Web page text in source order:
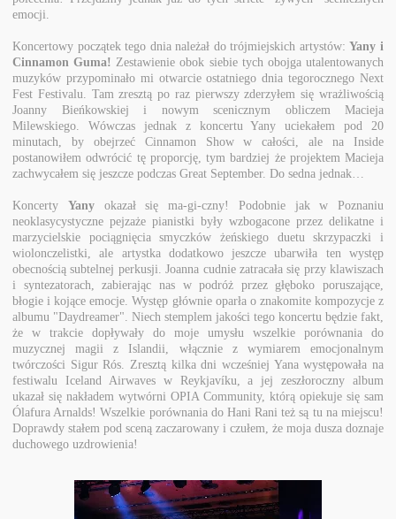
emocji.
Koncertowy początek tego dnia należał do trójmiejskich artystów:Yany i
Cinnamon Guma! Zestawienie obok siebie tych obojga utalentowanych
muzyków przypominało mi otwarcie ostatniego dnia tegorocznego Next
Fest Festivalu. Tam zresztą po raz pierwszy zderzyłem się wrażliwością
Joanny Bieńkowskiej i nowym scenicznym obliczem Macieja
Milewskiego. Wówczas jednak z koncertu Yany uciekałem pod 20
minutach, by obejrzeć Cinnamon Show w całości, ale na Inside
postanowiłem odwrócić tę proporcję, tym bardziej że projektem Macieja
zachwycałem się jeszcze podczas Great September. Do sedna jednak…
Koncerty Yany okazał się ma-gi-czny! Podobnie jak w Poznaniu
neoklasycystyczne pejzaże pianistki były wzbogacone przez delikatne i
marzycielskie pociągnięcia smyczków żeńskiego duetu skrzypaczki i
wiolonczelistki, ale artystka dodatkowo jeszcze ubarwiła ten występ
obecnością subtelnej perkusji. Joanna cudnie zatracała się przy klawiszach
i syntezatorach, zabierając nas w podróż przez głęboko poruszające,
błogie i kojące emocje. Występ głównie oparła o znakomite kompozycje z
albumu "Daydreamer". Niech stemplem jakości tego koncertu będzie fakt,
że w trakcie dopływały do moje umysłu wszelkie porównania do
muzycznej magii z Islandii, włącznie z wymiarem emocjonalnym
twórczości Sigur Rós. Zresztą kilka dni wcześniej Yana występowała na
festiwalu Iceland Airwaves w Reykjavíku, a jej zeszłoroczny album
ukazał się nakładem wytwórni OPIA Community, którą opiekuje się sam
Ólafura Arnalds! Wszelkie porównania do Hani Rani też są tu na miejscu!
Doprawdy stałem pod sceną zaczarowany i czułem, że moja dusza doznaje
duchowego uzdrowienia!